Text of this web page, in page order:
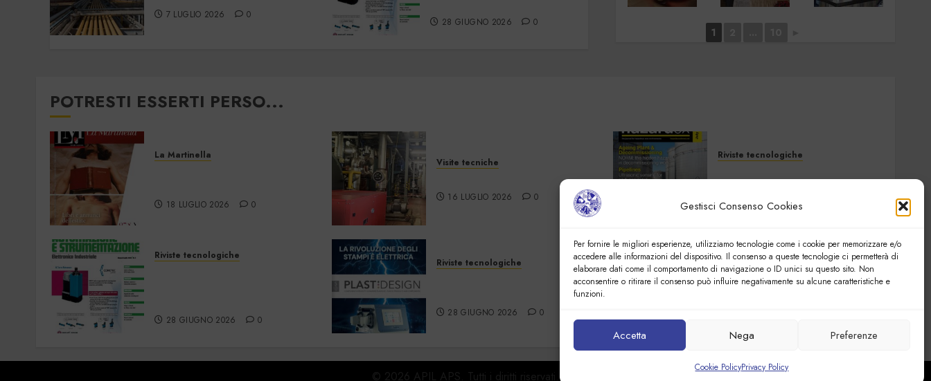
Gestisci Consenso Cookies
Per fornire le migliori esperienze, utilizziamo tecnologie come i cookie per memorizzare e/o
accedere alle informazioni del dispositivo. Il consenso a queste tecnologie ci permetterà di
elaborare dati come il comportamento di navigazione o ID unici su questo sito. Non
acconsentire o ritirare il consenso può influire negativamente su alcune caratteristiche e
funzioni.
Accetta Nega Preferenze
Cookie PolicyPrivacy Policy
7 LUGLIO 2026 0
28 GIUGNO 2026 0
1
POTRESTI ESSERTI PERSO...
La Martinella
18 LUGLIO 2026 0
Visite tecniche
Cos’è il teleriscaldamento
16 LUGLIO 2026 0
Riviste tecnologiche
7 LUGLIO 2026
Riviste tecnologiche
28 GIUGNO 2026 0
Riviste tecnologiche
28 GIUGNO 2026 0
Riviste tecnologiche
Elettronica Oggi 535 –